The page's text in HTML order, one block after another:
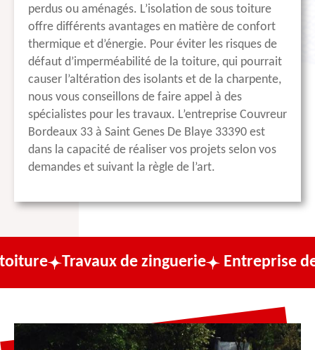
perdus ou aménagés. L’isolation de sous toiture
offre différents avantages en matière de confort
thermique et d’énergie. Pour éviter les risques de
défaut d’imperméabilité de la toiture, qui pourrait
causer l’altération des isolants et de la charpente,
nous vous conseillons de faire appel à des
spécialistes pour les travaux. L’entreprise Couvreur
Bordeaux 33 à Saint Genes De Blaye 33390 est
dans la capacité de réaliser vos projets selon vos
demandes et suivant la règle de l’art.
Travaux de zinguerie Entreprise de